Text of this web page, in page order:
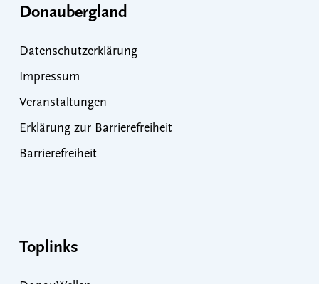
Donaubergland
Datenschutzerklärung
Impressum
Veranstaltungen
Erklärung zur Barrierefreiheit
Barrierefreiheit
Toplinks